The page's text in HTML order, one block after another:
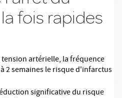
fois rapides
artérielle, la fréquence
2 semaines le risque d'infarctus
significative du risque